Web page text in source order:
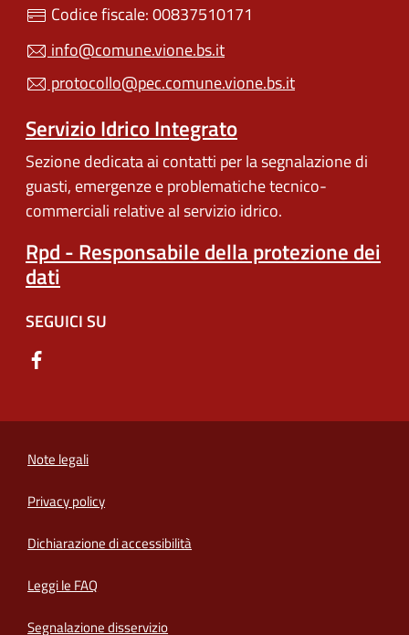
Codice fiscale: 00837510171
info@comune.vione.bs.it
protocollo@pec.comune.vione.bs.it
Servizio Idrico Integrato
Sezione dedicata ai contatti per la segnalazione di
guasti, emergenze e problematiche tecnico-
commerciali relative al servizio idrico.
Rpd - Responsabile della protezione dei
dati
SEGUICI SU
Note legali
Privacy policy
Dichiarazione di accessibilità
Leggi le FAQ
Segnalazione disservizio